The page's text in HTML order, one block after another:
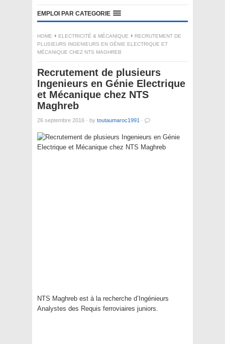
EMPLOI PAR CATEGORIE
HOME ELECTRICITÉ & MÉCANIQUE
RECRUTEMENT DE
PLUSIEURS INGENIEURS EN GÉNIE ELECTRIQUE ET
MÉCANIQUE CHEZ NTS MAGHREB
Recrutement de plusieurs
Ingenieurs en Génie Electrique
et Mécanique chez NTS
Maghreb
26 septembre 2016 · by toutaumaroc1991 ·
NTS Maghreb est à la recherche d’Ingénieurs
Analystes des Requis ferroviaires juniors.